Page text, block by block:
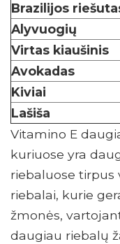
Brazilijos
Alyvuogių
Virtas kiaušinis
Avokadas
Kiviai
Lašiša
Vitamino E
kuriuose yra
riebaluose tirpus
riebalai, kurie
žmonės,
daugiau riebalų